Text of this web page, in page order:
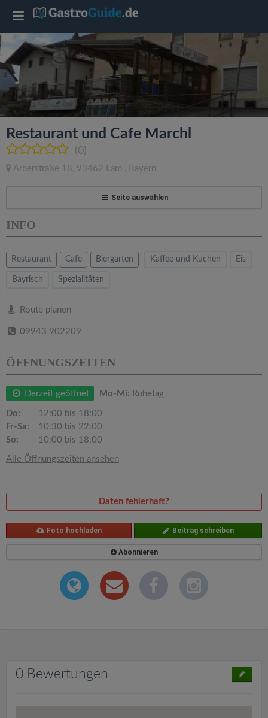
Restaurant und Cafe Marchl
(0)
Arberstraße 18, 93462 Lam , Bayern
Seite auswählen
INFO
Restaurant Cafe Biergarten Kaffee und Kuchen Eis
Bayrisch Spezialitäten
Route planen
09943 902209
ÖFFNUNGSZEITEN
Derzeit geöffnet Mo-Mi: Ruhetag
Do:
12:00 bis 18:00
Fr-Sa:
10:30 bis 22:00
So:
10:00 bis 18:00
Alle Öffnungszeiten ansehen
Daten fehlerhaft?
Foto hochladen Beitrag schreiben
Abonnieren
0 Bewertungen
T
o
l
e
a
v
g
a
t
i
o
n